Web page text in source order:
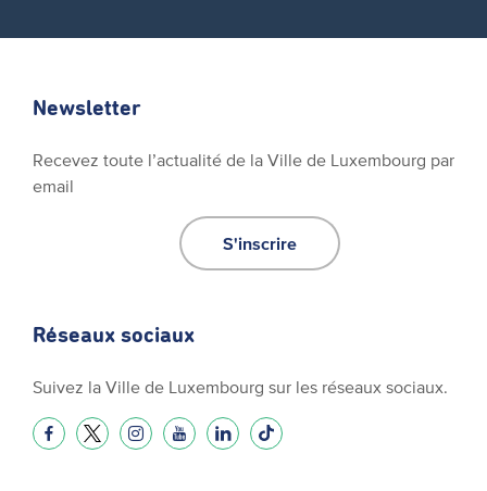
Newsletter
Recevez toute l’actualité de la Ville de Luxembourg par
email
S'inscrire
Réseaux sociaux
Suivez la Ville de Luxembourg sur les réseaux sociaux.